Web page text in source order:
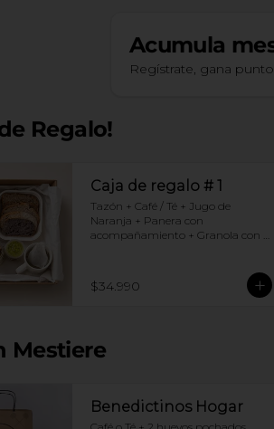
Acumula
Regístrate, gana
Regalo!
Caja de regalo # 1
Tazón + Café / Té + Jugo de
Naranja + Panera con
acompañamiento + Granola con
$34.990
Mestiere
Benedictinos Hogar